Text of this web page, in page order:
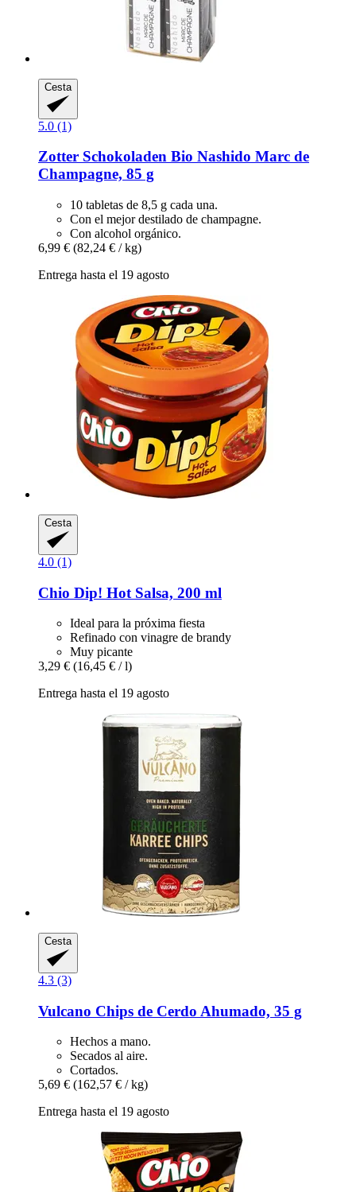
Cesta
5.0 (1)
Zotter Schokoladen Bio Nashido Marc de
Champagne, 85 g
10 tabletas de 8,5 g cada una.
Con el mejor destilado de champagne.
Con alcohol orgánico.
6,99 € (82,24 € / kg)
Entrega hasta el 19 agosto
Cesta
4.0 (1)
Chio Dip! Hot Salsa, 200 ml
Ideal para la próxima fiesta
Refinado con vinagre de brandy
Muy picante
3,29 € (16,45 € / l)
Entrega hasta el 19 agosto
Cesta
4.3 (3)
Vulcano Chips de Cerdo Ahumado, 35 g
Hechos a mano.
Secados al aire.
Cortados.
5,69 € (162,57 € / kg)
Entrega hasta el 19 agosto